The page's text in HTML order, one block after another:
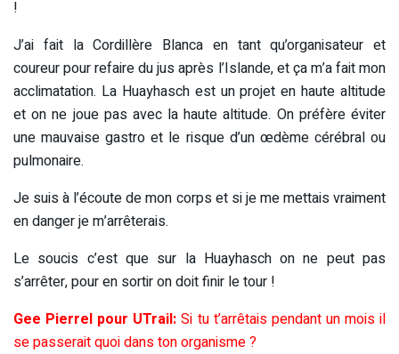
!
J’ai fait la Cordillère Blanca en tant qu’organisateur et
coureur pour refaire du jus après l’Islande, et ça m’a fait mon
acclimatation. La Huayhasch est un projet en haute altitude
et on ne joue pas avec la haute altitude. On préfère éviter
une mauvaise gastro et le risque d’un œdème cérébral ou
pulmonaire.
Je suis à l’écoute de mon corps et si je me mettais vraiment
en danger je m’arrêterais.
Le soucis c’est que sur la Huayhasch on ne peut pas
s’arrêter, pour en sortir on doit finir le tour !
Gee Pierrel pour UTrail: Si tu t’arrêtais pendant un mois il
se passerait quoi dans ton organisme ?